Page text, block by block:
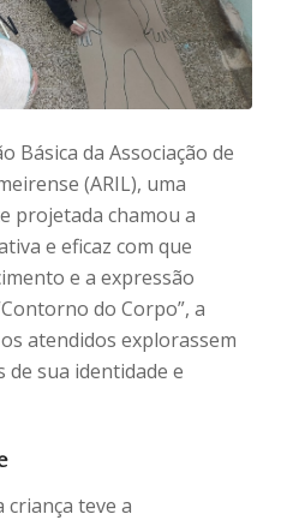
Básica da Associação de
(ARIL), uma
projetada chamou a
e eficaz com que
e a expressão
do Corpo”, a
atendidos explorassem
sua identidade e
criança teve a